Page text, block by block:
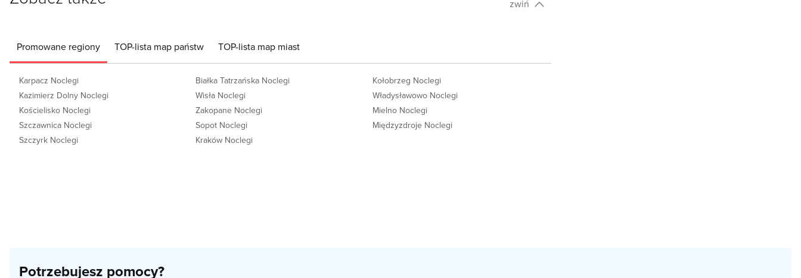
zwiń
Promowane regiony TOP-lista map państw TOP-lista map miast
Karpacz Noclegi
Kazimierz Dolny Noclegi
Kościelisko Noclegi
Szczawnica Noclegi
Szczyrk Noclegi
Białka Tatrzańska Noclegi
Wisła Noclegi
Zakopane Noclegi
Sopot Noclegi
Kraków Noclegi
Kołobrzeg Noclegi
Władysławowo Noclegi
Mielno Noclegi
Międzyzdroje Noclegi
Potrzebujesz pomocy?